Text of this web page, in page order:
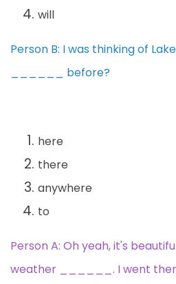
will
Person B: I was thinking of
______ before?
here
there
anywhere
to
Person A: Oh yeah, it's
weather ______. I went